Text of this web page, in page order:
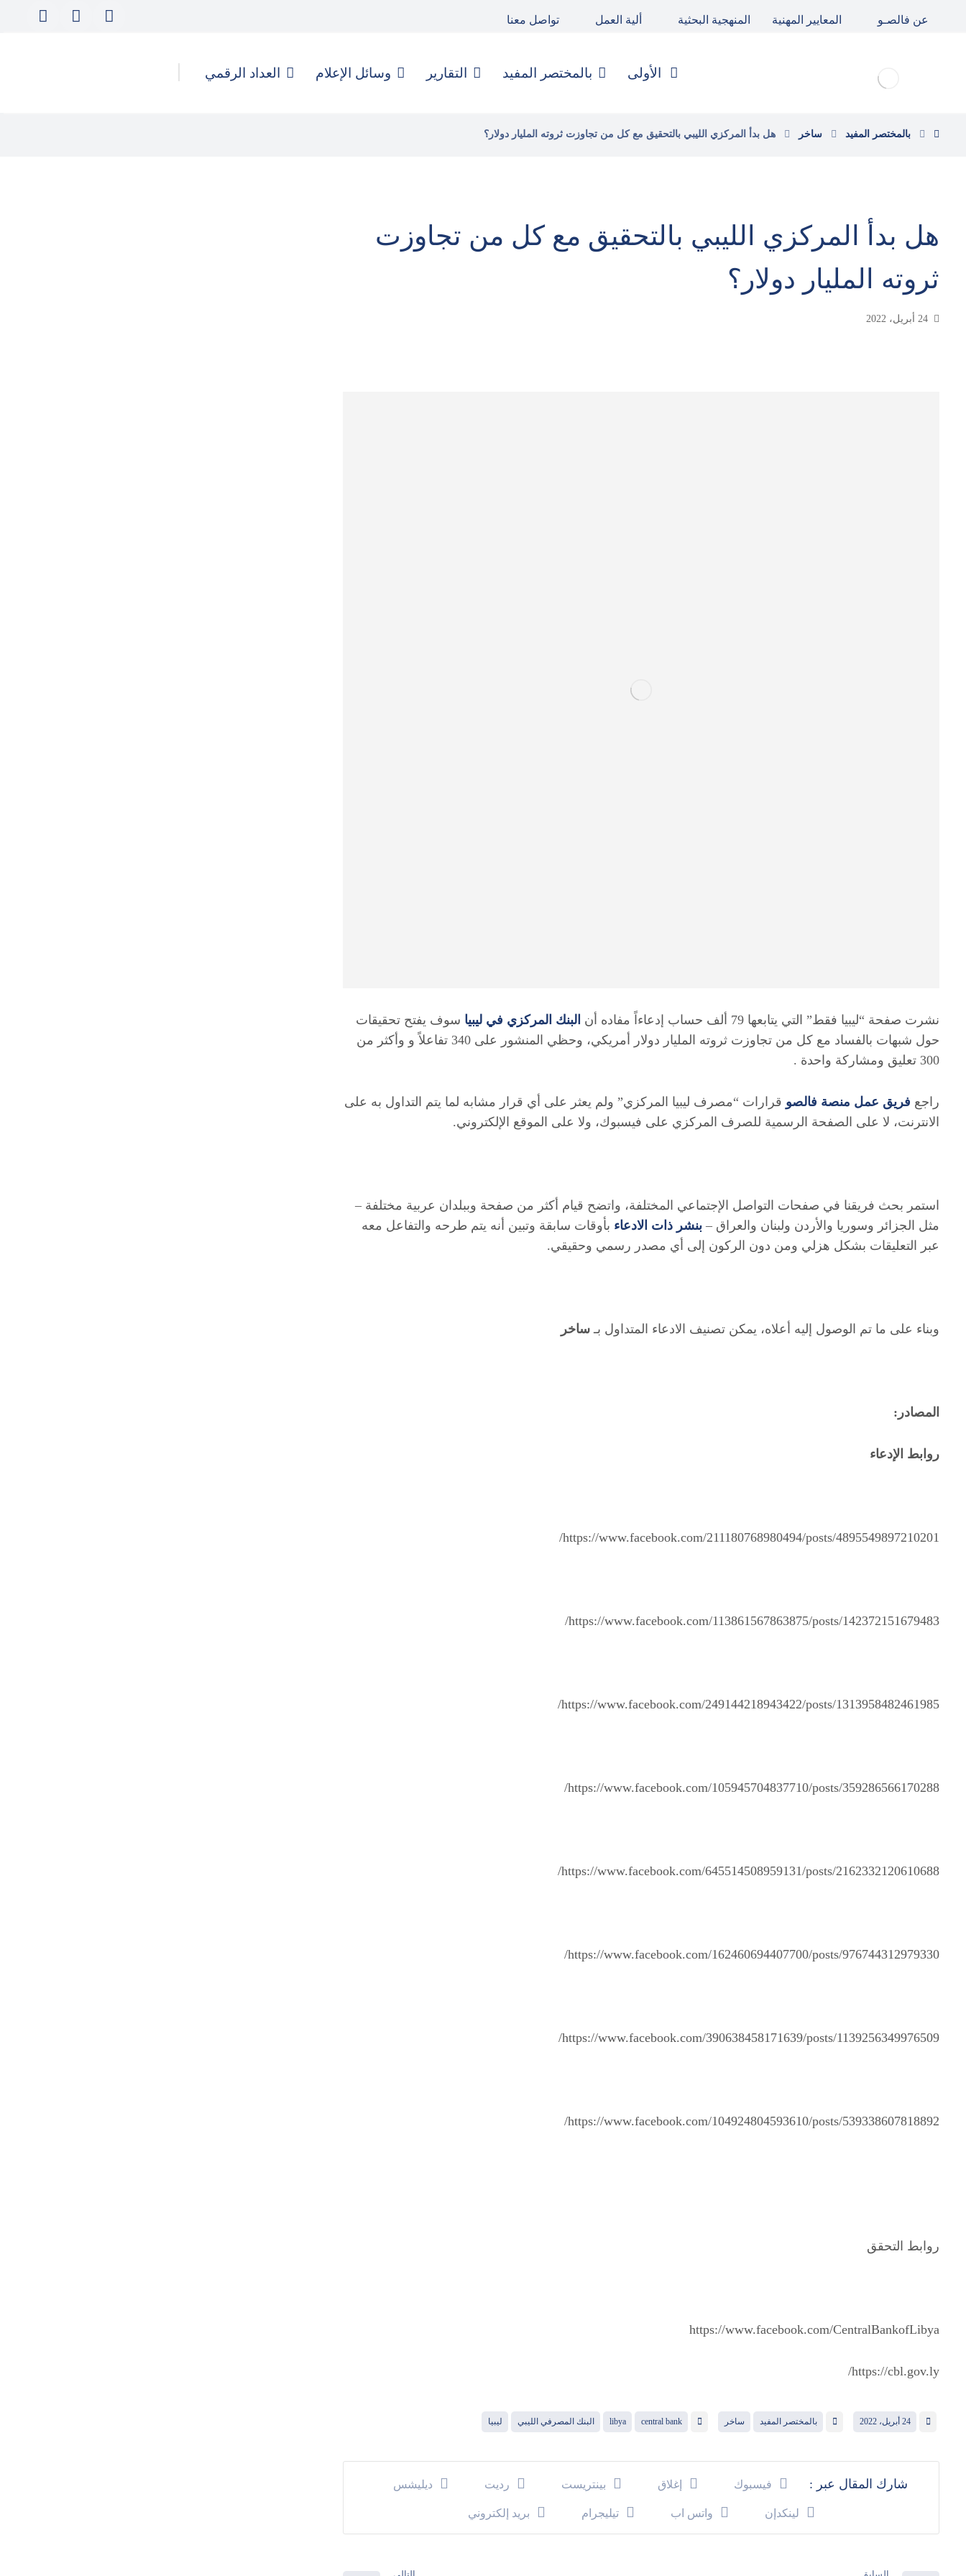
عن فالصـو المعايير المهنية المنهجية البحثية ألية العمل تواصل معنا
الأولى بالمختصر المفيد التقارير وسائل الإعلام العداد الرقمي
بالمختصر المفيد ساخر هل بدأ المركزي الليبي بالتحقيق مع كل من تجاوزت ثروته المليار دولار؟
هل بدأ المركزي الليبي بالتحقيق مع كل من تجاوزت
ثروته المليار دولار؟
24 أبريل، 2022
نشرت صفحة “ليبيا فقط” التي يتابعها 79 ألف حساب إدعاءاً مفاده أن البنك المركزي في ليبيا سوف يفتح تحقيقات
حول شبهات بالفساد مع كل من تجاوزت ثروته المليار دولار أمريكي، وحظي المنشور على 340 تفاعلاً و وأكثر من
300 تعليق ومشاركة واحدة .
راجع فريق عمل منصة فالصو قرارات “مصرف ليبيا المركزي” ولم يعثر على أي قرار مشابه لما يتم التداول به على
الانترنت، لا على الصفحة الرسمية للصرف المركزي على فيسبوك، ولا على الموقع الإلكتروني.
استمر بحث فريقنا في صفحات التواصل الإجتماعي المختلفة، واتضح قيام أكثر من صفحة وببلدان عربية مختلفة –
مثل الجزائر وسوريا والأردن ولبنان والعراق – بنشر ذات الادعاء بأوقات سابقة وتبين أنه يتم طرحه والتفاعل معه
عبر التعليقات بشكل هزلي ومن دون الركون إلى أي مصدر رسمي وحقيقي.
وبناء على ما تم الوصول إليه أعلاه، يمكن تصنيف الادعاء المتداول بـ ساخر
المصادر:
روابط الإدعاء
https://www.facebook.com/211180768980494/posts/4895549897210201/
https://www.facebook.com/113861567863875/posts/142372151679483/
https://www.facebook.com/249144218943422/posts/1313958482461985/
https://www.facebook.com/105945704837710/posts/359286566170288/
https://www.facebook.com/645514508959131/posts/2162332120610688/
https://www.facebook.com/162460694407700/posts/976744312979330/
https://www.facebook.com/390638458171639/posts/1139256349976509/
https://www.facebook.com/104924804593610/posts/539338607818892/
روابط التحقق
https://www.facebook.com/CentralBankofLibya
https://cbl.gov.ly/
24 أبريل، 2022 بالمختصر المفيد ساخر central bank
libya البنك المصرفي الليبي ليبيا
فيسبوك إغلاق بينتريست رديت ديليشس
لينكدإن واتس اب تيليجرام بريد إلكتروني